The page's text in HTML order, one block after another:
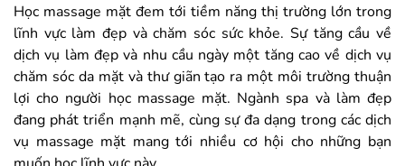
Học massage mặt đem tới tiềm năng thị trường lớn trong
lĩnh vực làm đẹp và chăm sóc sức khỏe. Sự tăng cầu về
dịch vụ làm đẹp và nhu cầu ngày một tăng cao về dịch vụ
chăm sóc da mặt và thư giãn tạo ra một môi trường thuận
lợi cho người học massage mặt. Ngành spa và làm đẹp
đang phát triển mạnh mẽ, cùng sự đa dạng trong các dịch
vụ massage mặt mang tới nhiều cơ hội cho những bạn